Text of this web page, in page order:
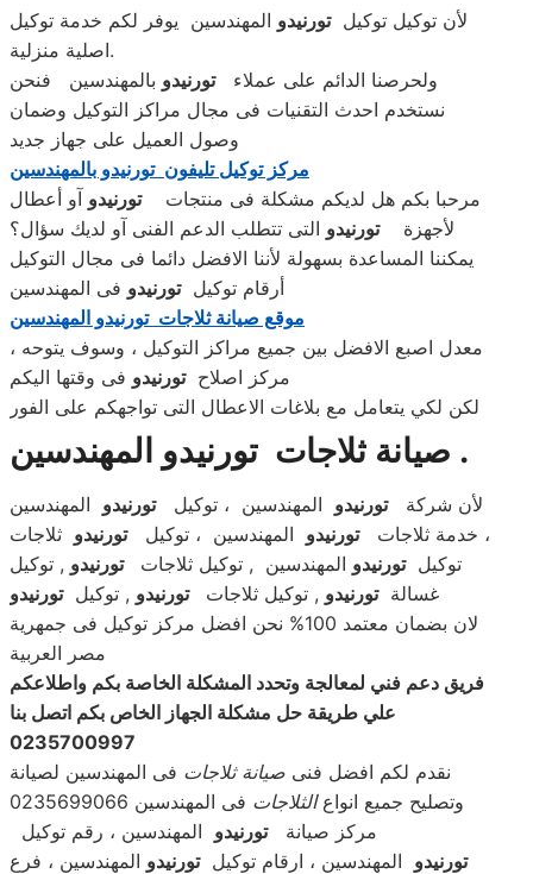
لأن توكيل توكيلتورنيدو المهندسين يوفر لكم خدمة توكيل
اصلية منزلية.
ولحرصنا الدائم على عملاءتورنيدو بالمهندسين فنحن
نستخدم احدث التقنيات فى مجال مراكز التوكيل وضمان
وصول العميل على جهاز جديد
مركز توكيل تليفون تورنيدو بالمهندسين
مرحبا بكم هل لديكم مشكلة فى منتجاتتورنيدو آو أعطال
لأجهزةتورنيدو التى تتطلب الدعم الفنى آو لديك سؤال؟
يمكننا المساعدة بسهولة لأننا الافضل دائما فى مجال التوكيل
أرقام توكيلتورنيدو فى المهندسين
موقع صيانة ثلاجات تورنيدو المهندسين
معدل اصبع الافضل بين جميع مراكز التوكيل ، وسوف يتوحه ،
مركز اصلاحتورنيدو فى وقتها اليكم
لكن لكي يتعامل مع بلاغات الاعطال التى تواجهكم على الفور
صيانة ثلاجات تورنيدو المهندسين .
لأن شركةتورنيدو المهندسين ، توكيلتورنيدو المهندسين
، خدمة ثلاجاتتورنيدو المهندسين ، توكيلتورنيدو ثلاجات
توكيلتورنيدو المهندسين , توكيل ثلاجات تورنيدو , توكيل
غسالةتورنيدو , توكيل ثلاجات تورنيدو , توكيلتورنيدو
لان بضمان معتمد 100% نحن افضل مركز توكيل فى جمهرية
مصر العربية
فريق دعم فني لمعالجة وتحدد المشكلة الخاصة بكم واطلاعكم
علي طريقة حل مشكلة الجهاز الخاص بكم اتصل بنا
0235700997
نقدم لكم افضل فنى صيانة ثلاجات فى المهندسين لصيانة
وتصليح جميع انواعالثلاجات فى المهندسين 0235699066
مركز صيانةتورنيدو المهندسين ، رقم توكيل
تورنيدو المهندسين ، ارقام توكيلتورنيدو المهندسين ، فرع